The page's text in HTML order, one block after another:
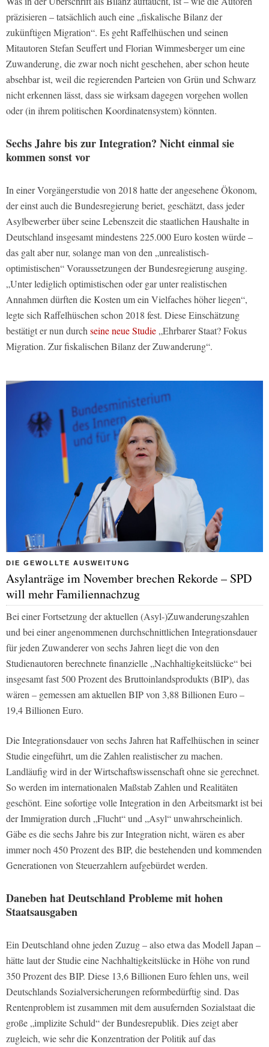
präzisieren – tatsächlich auch eine „fiskalische Bilanz der
zukünftigen Migration“. Es geht Raffelhüschen und seinen
Mitautoren Stefan Seuffert und Florian Wimmesberger um eine
Zuwanderung, die zwar noch nicht geschehen, aber schon heute
absehbar ist, weil die regierenden Parteien von Grün und Schwarz
nicht erkennen lässt, dass sie wirksam dagegen vorgehen wollen
oder (in ihrem politischen Koordinatensystem) könnten.
Sechs Jahre bis zur Integration? Nicht einmal sie
kommen sonst vor
In einer Vorgängerstudie von 2018 hatte der angesehene Ökonom,
der einst auch die Bundesregierung beriet, geschätzt, dass jeder
Asylbewerber über seine Lebenszeit die staatlichen Haushalte in
Deutschland insgesamt mindestens 225.000 Euro kosten würde –
das galt aber nur, solange man von den „unrealistisch-
optimistischen“ Voraussetzungen der Bundesregierung ausging.
„Unter lediglich optimistischen oder gar unter realistischen
Annahmen dürften die Kosten um ein Vielfaches höher liegen“,
legte sich Raffelhüschen schon 2018 fest. Diese Einschätzung
bestätigt er nun durch seine neue Studie „Ehrbarer Staat? Fokus
Migration. Zur fiskalischen Bilanz der Zuwanderung“.
DIE GEWOLLTE AUSWEITUNG
Asylanträge im November brechen Rekorde – SPD
will mehr Familiennachzug
Bei einer Fortsetzung der aktuellen (Asyl-)Zuwanderungszahlen
und bei einer angenommenen durchschnittlichen Integrationsdauer
für jeden Zuwanderer von sechs Jahren liegt die von den
Studienautoren berechnete finanzielle „Nachhaltigkeitslücke“ bei
insgesamt fast 500 Prozent des Bruttoinlandsprodukts (BIP), das
wären – gemessen am aktuellen BIP von 3,88 Billionen Euro –
19,4 Billionen Euro.
Die Integrationsdauer von sechs Jahren hat Raffelhüschen in seiner
Studie eingeführt, um die Zahlen realistischer zu machen.
Landläufig wird in der Wirtschaftswissenschaft ohne sie gerechnet.
So werden im internationalen Maßstab Zahlen und Realitäten
geschönt. Eine sofortige volle Integration in den Arbeitsmarkt ist bei
der Immigration durch „Flucht“ und „Asyl“ unwahrscheinlich.
Gäbe es die sechs Jahre bis zur Integration nicht, wären es aber
immer noch 450 Prozent des BIP, die bestehenden und kommenden
Generationen von Steuerzahlern aufgebürdet werden.
Daneben hat Deutschland Probleme mit hohen
Staatsausgaben
Ein Deutschland ohne jeden Zuzug – also etwa das Modell Japan –
hätte laut der Studie eine Nachhaltigkeitslücke in Höhe von rund
350 Prozent des BIP. Diese 13,6 Billionen Euro fehlen uns, weil
Deutschlands Sozialversicherungen reformbedürftig sind. Das
Rentenproblem ist zusammen mit dem ausufernden Sozialstaat die
große „implizite Schuld“ der Bundesrepublik. Dies zeigt aber
zugleich, wie sehr die Konzentration der Politik auf das